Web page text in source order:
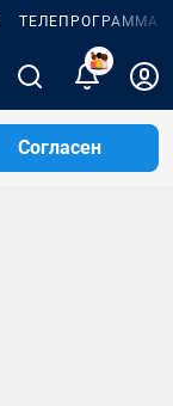
ТЕЛЕПРОГРАММА
Согласен